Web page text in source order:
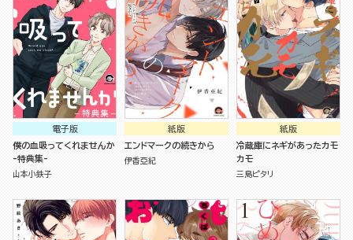
電子版
僕の血吸ってくれませんか
-特典集-
山本小鉄子
紙版
エンドマークの続きから
伊香亞紀
紙版
冷蔵庫にネギがあったカモ
カモ
三島ピタリ